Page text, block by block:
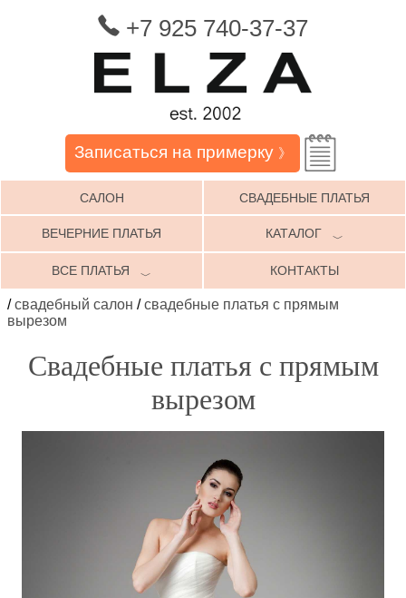
+7 925 740-37-37
Записаться на примерку 》
САЛОН СВАДЕБНЫЕ ПЛАТЬЯ
ВЕЧЕРНИЕ ПЛАТЬЯ КАТАЛОГ ﹀
ВСЕ ПЛАТЬЯ ﹀ КОНТАКТЫ
/свадебный салон /свадебные платья с прямым
вырезом
Свадебные платья с прямым
вырезом